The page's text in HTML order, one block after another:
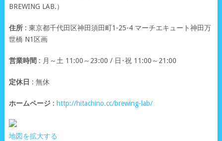
BREWING LAB.）
住所: 東京都千代田区神田須田町1-25-4 マーチエキュート神田万
世橋 N1区画
営業時間 : 月～土 11:00～23:00 / 日･祝 11:00～21:00
定休日 : 無休
ホームページ: http://hitachino.cc/brewing-lab/
地図を拡大する